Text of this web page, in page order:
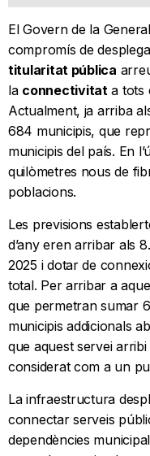
El Govern de la
compromís de
titularitat pública
la connectivitat a tots
Actualment, ja arriba
684 municipis, que
municipis del país. En
quilòmetres nous de
poblacions.
Les previsions
d’any eren arribar als
2025 i dotar de
total. Per arribar a
que permetran sumar
municipis addicionals
que aquest servei
considerat com a un
La infraestructura
connectar serveis
dependències